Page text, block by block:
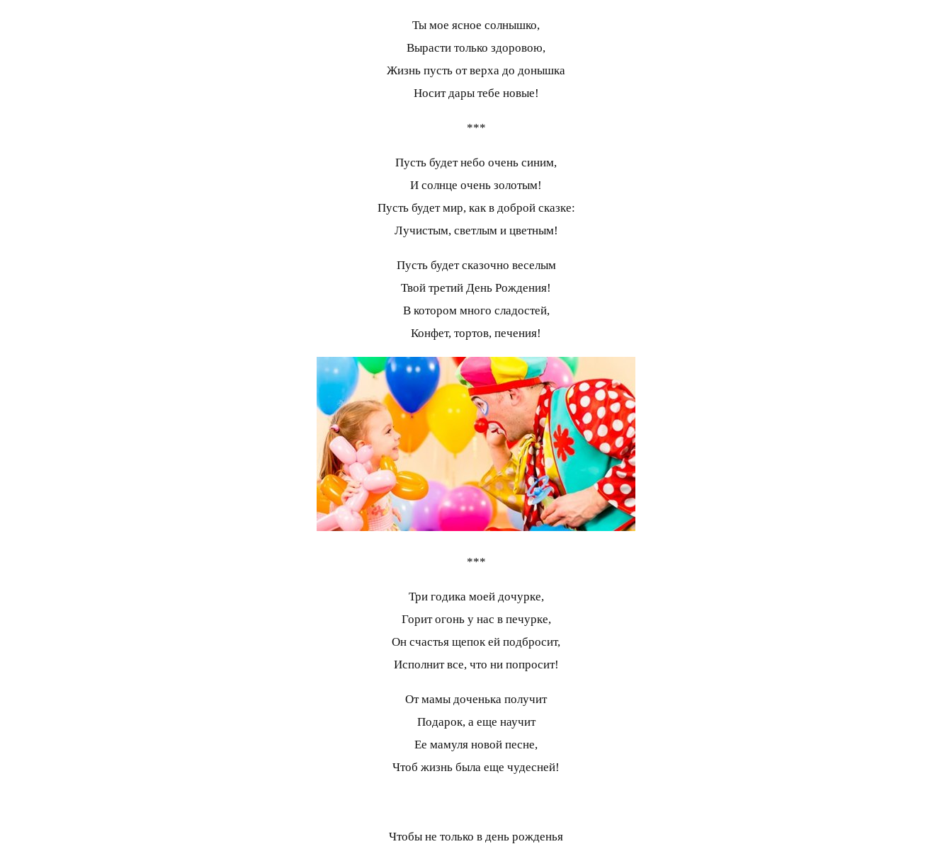
Ты мое ясное солнышко,
Вырасти только здоровою,
Жизнь пусть от верха до донышка
Носит дары тебе новые!
***
Пусть будет небо очень синим,
И солнце очень золотым!
Пусть будет мир, как в доброй сказке:
Лучистым, светлым и цветным!
Пусть будет сказочно веселым
Твой третий День Рождения!
В котором много сладостей,
Конфет, тортов, печения!
***
Три годика моей дочурке,
Горит огонь у нас в печурке,
Он счастья щепок ей подбросит,
Исполнит все, что ни попросит!
От мамы доченька получит
Подарок, а еще научит
Ее мамуля новой песне,
Чтоб жизнь была еще чудесней!
Чтобы не только в день рожденья